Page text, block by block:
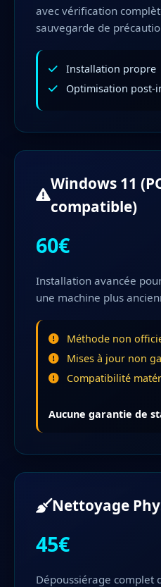
avec vérification
sauvegarde de
Installation propre
Optimisation post-
Windows 11
compatible)
60€
Installation avancée
une machine plus
Méthode non
Mises à jour non
Compatibilité
Aucune garantie de
Nettoyage
45€
Dépoussiérage complet